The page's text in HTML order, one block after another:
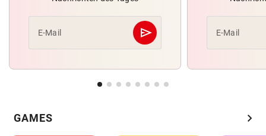
E-Mail send
Abschicken E-Mail
GAMES chevron_right